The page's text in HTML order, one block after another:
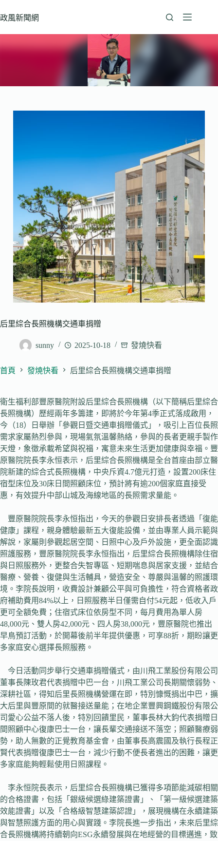
至
政風新聞網
后里綜合長照機構交通車捐贈
sunny 2025-10-18 發燒快看
首頁 發燒快看 后里綜合長照機構交通車捐贈
衛生福利部豐原醫院附設后里綜合長照機構（以下簡稱后里綜合
長照機構）歷經兩年多籌建，即將於今年第4季正式落成啟用，
今（18）日舉辦「參觀日暨交通車捐贈儀式」，吸引上百位長照
需求家屬熱烈參與，現場氣氛溫馨熱絡，參與的長者更親手製作
天燈，象徵承載希望與祝福，寓意未來生活更加健康與幸福。豐
原醫院院長李永恒表示，后里綜合長照機構是全台首座由部立醫
院新建的綜合式長照機構，中央斥資4.7億元打造，設置200床住
宿型床位及30床日間照顧床位，預計將有逾200個家庭直接受
惠，有效提升中部山城及海線地區的長照需求量能。
豐原醫院院長李永恒指出，今天的參觀日安排長者透過「復能
健康」課程，親身體驗最新五大復能設備，並由專業人員示範與
解說，家屬則參觀起居空間、日照中心及戶外設施，更全面認識
照護服務，豐原醫院院長李永恒指出，后里綜合長照機構除住宿
與日照服務外，更整合失智專區、短期喘息與居家支援，並結合
醫療、營養、復健與生活輔具，營造安全、尊嚴與溫馨的照護環
境。李院長說明，收費設計兼顧公平與可負擔性，符合資格者政
府補助費用84%以上，日照服務半日僅需自付54元起，低收入戶
更可全額免費；住宿式床位依房型不同，每月費用為單人房
48,000元、雙人房42,000元、四人房38,000元，豐原醫院也推出
早鳥預訂活動，於開幕後前半年提供優惠，可享88折，期盼讓更
多家庭安心選擇長照服務。
今日活動同步舉行交通車捐贈儀式，由川飛工業股份有限公司
董事長陳玫君代表捐贈中巴一台，川飛工業公司長期關懷弱勢、
深耕社區，得知后里長照機構營運在即，特別慷慨捐出中巴，擴
大后里與豐原間的就醫接送量能；在地企業豐興鋼鐵股份有限公
司愛心公益不落人後，特別回饋里民，董事長林大鈞代表捐贈日
間照顧中心復康巴士一台，讓長輩交通接送不落空；照顧醫療弱
勢，助人無數的正覺教育基金會，由董事長高震國及執行長程正
賢代表捐贈復康巴士一台，減少行動不便長者進出的困難，讓更
多家庭能夠輕鬆使用日照課程。
李永恒院長表示，后里綜合長照機構已獲得多項節能減碳相關
的合格證書，包括「銀級候選綠建築證書」、「第一級候選建築
效能證書」以及「合格級智慧建築認證」，展現機構在永續建築
與智慧照護方面的用心與實踐。李院長進一步指出，未來后里綜
合長照機構將持續朝向ESG永續發展與在地經營的目標邁進，致